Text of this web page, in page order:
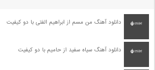
دانلود آهنگ من مسم از ابراهیم الفتی با دو کیفیت
دانلود آهنگ سیاه سفید از حامیم با دو کیفیت